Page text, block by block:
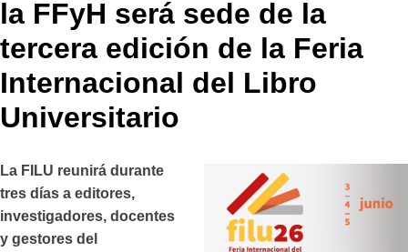
la FFyH será sede de la
tercera edición de la Feria
Internacional del Libro
Universitario
La FILU reunirá durante
tres días a editores,
investigadores, docentes
y gestores del